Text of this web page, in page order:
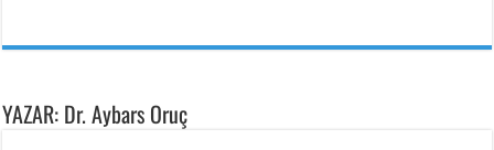
YAZAR: Dr. Aybars Oruç